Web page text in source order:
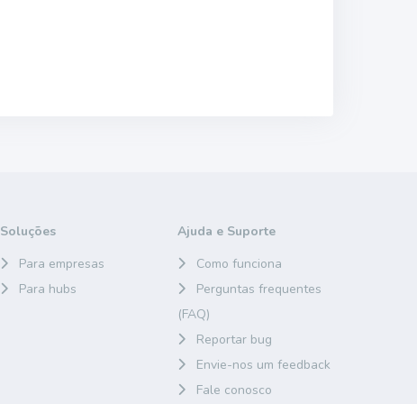
Soluções
Para empresas
Para hubs
Ajuda e Suporte
Como funciona
Perguntas frequentes
(FAQ)
Reportar bug
Envie-nos um feedback
Fale conosco